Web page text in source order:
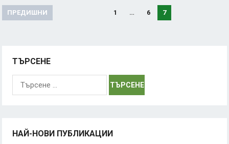
Разделяне
на
страници
ПРЕДИШНИ 1 … 6 7
ТЪРСЕНЕ
НАЙ-НОВИ ПУБЛИКАЦИИ